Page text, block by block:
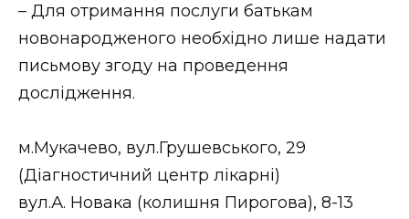
– Для отримання послуги батькам
новонародженого необхідно лише надати
письмову згоду на проведення
дослідження.
м.Мукачево, вул.Грушевського, 29
(Діагностичний центр лікарні)
вул.А. Новака (колишня Пирогова), 8-13